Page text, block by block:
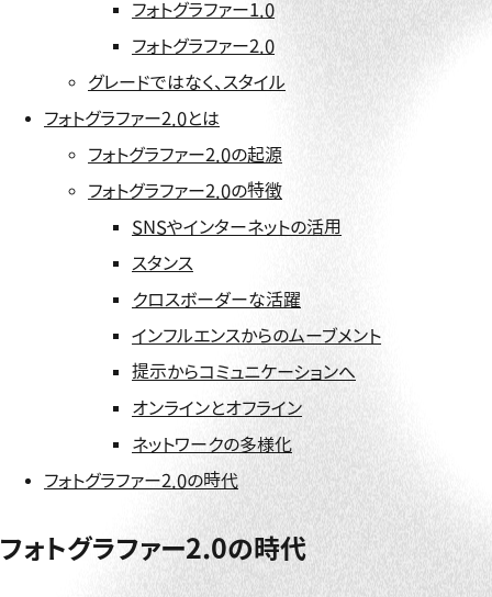
フォトグラファー1.0
フォトグラファー2.0
グレードではなく、スタイル
フォトグラファー2.0とは
フォトグラファー2.0の起源
フォトグラファー2.0の特徴
SNSやインターネットの活用
スタンス
クロスボーダーな活躍
インフルエンスからのムーブメント
提示からコミュニケーションへ
オンラインとオフライン
ネットワークの多様化
フォトグラファー2.0の時代
フォトグラファー2.0の時代